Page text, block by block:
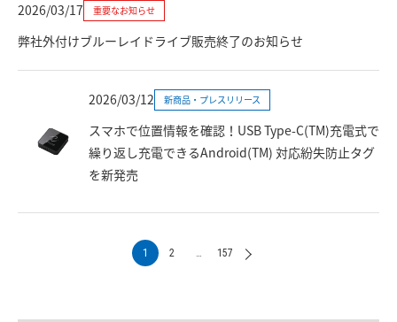
2026/03/17 重要なお知らせ
弊社外付けブルーレイドライブ販売終了のお知らせ
2026/03/12 新商品・プレスリリース
スマホで位置情報を確認！USB Type-C(TM)充電式で
繰り返し充電できるAndroid(TM) 対応紛失防止タグ
を新発売
1 2 157